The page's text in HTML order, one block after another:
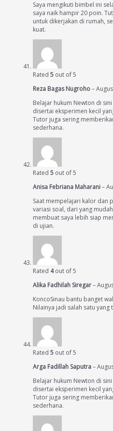
Saya mengikuti bimbel ini
saya naik hampir 20 poin.
untuk dikerjakan di rumah,
kuat.
Rated 5 out of 5
Reza Bagas Nugroho–
Belajar hukum Newton di
disertai eksperimen kecil
Tutor juga sering
sederhana.
Rated 5 out of 5
Anisa Febriana Maharani–
Saat mempelajari kalor dan
variasi soal, dari yang
membuat saya lebih siap
di ujian.
Rated 4out of 5
Alika Fadhilah Siregar–
KoncoSinau bantu banget
Nilainya jadi salah satu yang
Rated 5 out of 5
Arga Fadillah Saputra–
Belajar hukum Newton di
disertai eksperimen kecil
Tutor juga sering
sederhana.